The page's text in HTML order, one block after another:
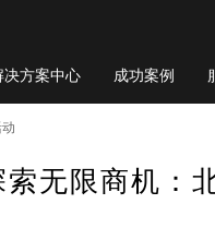
决方案中心 成功案例
无限商机：